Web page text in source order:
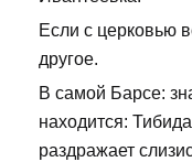
Если с церковью
другое.
В самой Барсе:
находится:
раздражает